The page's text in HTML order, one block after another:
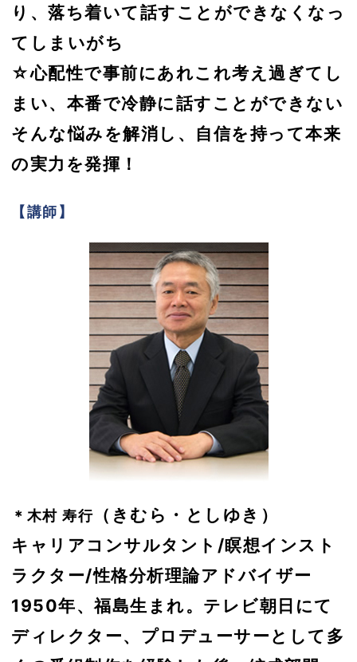
り、落ち着いて話すことができなくなっ
てしまいがち
☆心配性で事前にあれこれ考え過ぎてし
まい、本番で冷静に話すことができない
そんな悩みを解消し、自信を持って本来
の実力を発揮！
【講師】
＊木村 寿行
（きむら・としゆき）
キャリアコンサルタント/瞑想インスト
ラクター/性格分析理論アドバイザー
1950年、福島生まれ。テレビ朝日にて
ディレクター、プロデューサーとして多